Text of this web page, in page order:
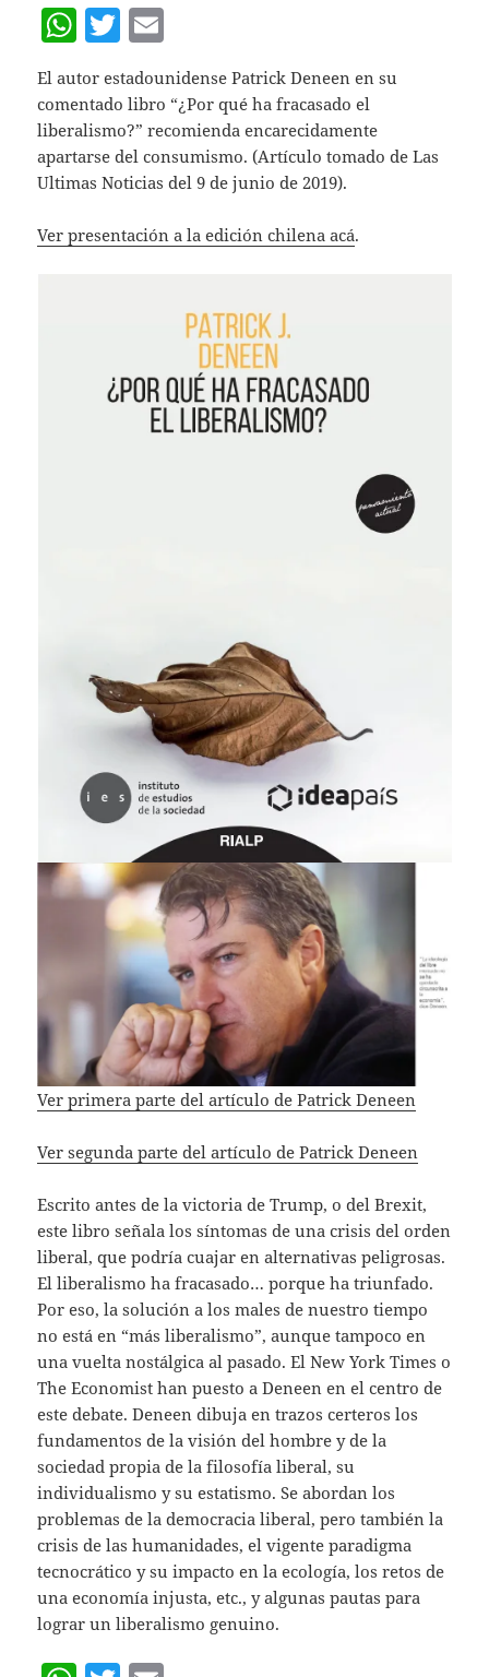
W
at
s
A
p
p
T
w
itt
er
m
ai
l
El autor estadounidense Patrick Deneen en su
comentado libro “¿Por qué ha fracasado el
liberalismo?” recomienda encarecidamente
apartarse del consumismo. (Artículo tomado de Las
Ultimas Noticias del 9 de junio de 2019).
Ver presentación a la edición chilena acá.
Ver primera parte del artículo de Patrick Deneen
Ver segunda parte del artículo de Patrick Deneen
Escrito antes de la victoria de Trump, o del Brexit,
este libro señala los síntomas de una crisis del orden
liberal, que podría cuajar en alternativas peligrosas.
El liberalismo ha fracasado… porque ha triunfado.
Por eso, la solución a los males de nuestro tiempo
no está en “más liberalismo”, aunque tampoco en
una vuelta nostálgica al pasado. El New York Times o
The Economist han puesto a Deneen en el centro de
este debate. Deneen dibuja en trazos certeros los
fundamentos de la visión del hombre y de la
sociedad propia de la filosofía liberal, su
individualismo y su estatismo. Se abordan los
problemas de la democracia liberal, pero también la
crisis de las humanidades, el vigente paradigma
tecnocrático y su impacto en la ecología, los retos de
una economía injusta, etc., y algunas pautas para
lograr un liberalismo genuino.